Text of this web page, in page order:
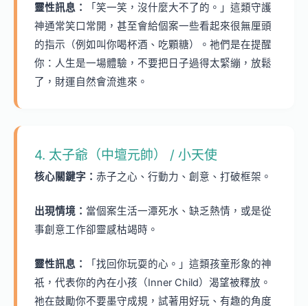
靈性訊息：
「笑一笑，沒什麼大不了的。」這類守護
神通常笑口常開，甚至會給個案一些看起來很無厘頭
的指示（例如叫你喝杯酒、吃顆糖）。祂們是在提醒
你：人生是一場體驗，不要把日子過得太緊繃，放鬆
了，財運自然會流進來。
4. 太子爺（中壇元帥） / 小天使
核心關鍵字： 赤子之心、行動力、創意、打破框架。
出現情境： 當個案生活一潭死水、缺乏熱情，或是從
事創意工作卻靈感枯竭時。
靈性訊息：
「找回你玩耍的心。」這類孩童形象的神
祇，代表你的內在小孩（Inner Child）渴望被釋放。
祂在鼓勵你不要墨守成規，試著用好玩、有趣的角度